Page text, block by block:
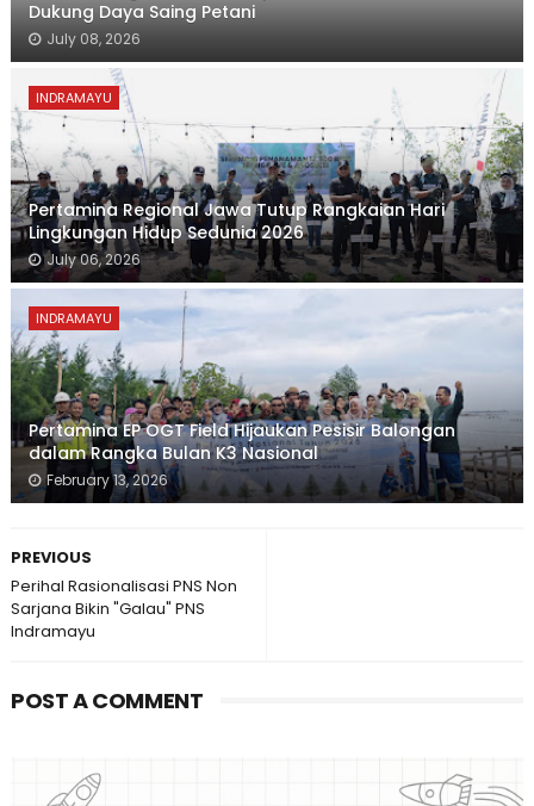
Dukung Daya Saing Petani
July 08, 2026
INDRAMAYU
Pertamina Regional Jawa Tutup Rangkaian Hari
Lingkungan Hidup Sedunia 2026
July 06, 2026
INDRAMAYU
Pertamina EP OGT Field Hijaukan Pesisir Balongan
dalam Rangka Bulan K3 Nasional
February 13, 2026
PREVIOUS
Perihal Rasionalisasi PNS Non
Sarjana Bikin "Galau" PNS
Indramayu
POST A COMMENT